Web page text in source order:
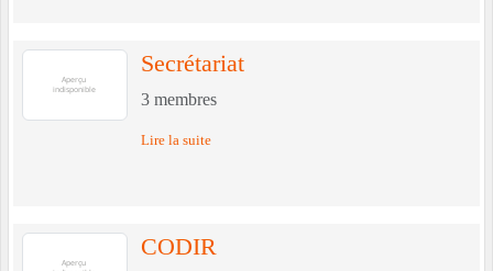
Secrétariat
3 membres
Lire la suite
CODIR